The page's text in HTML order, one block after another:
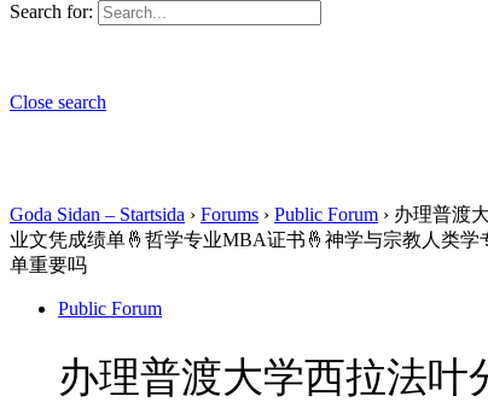
Search for:
Close search
Goda Sidan – Startsida › Forums › Public Forum › 办理普渡
业文凭成绩单🤞哲学专业MBA证书🤞神学与宗教人类
单重要吗
Public Forum
办理普渡大学西拉法叶